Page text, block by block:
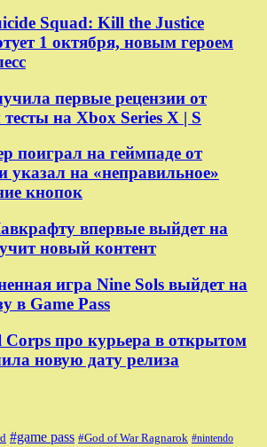
Squad: Kill the Justice
1 октября, новым героем
первые рецензии от
на Xbox Series X | S
поиграл на геймпаде от
указал на «неправильное»
кнопок
впервые выйдет на
новый контент
игра Nine Sols выйдет на
в Game Pass
Corps про курьера в открытом
новую дату релиза
#game pass #God of War Ragnarok #nintendo